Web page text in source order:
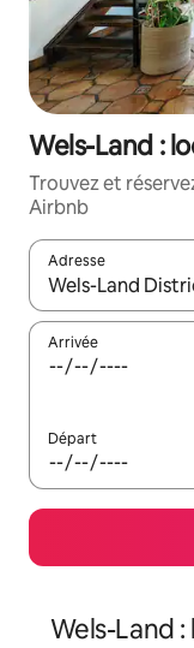
Wels-Land :
Trouvez et
Airbnb
Adresse
Lorsque les
Arrivée
Départ
Wels-Land